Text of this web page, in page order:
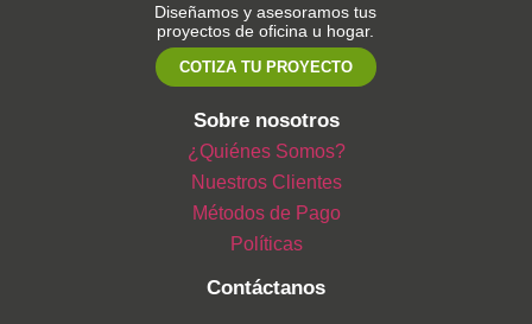
Diseñamos y asesoramos tus
proyectos de oficina u hogar.
COTIZA TU PROYECTO
Sobre nosotros
¿Quiénes Somos?
Nuestros Clientes
Métodos de Pago
Políticas
Contáctanos